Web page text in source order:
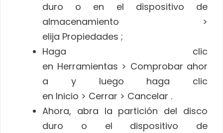
duro o en el dispositivo de
almacenamiento >
elija Propiedades ;
Haga clic
en Herramientas > Comprobar ahor
a y luego haga clic
en Inicio > Cerrar > Cancelar .
Ahora, abra la partición del disco
duro o el dispositivo de